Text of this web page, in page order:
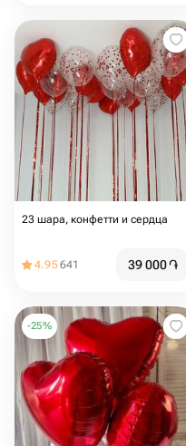
23 шара, конфетти и сердца
4.95641 39 000֏
-25%